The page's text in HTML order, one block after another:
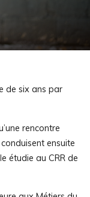
de six ans par
rencontre
ensuite
étudie au CRR de